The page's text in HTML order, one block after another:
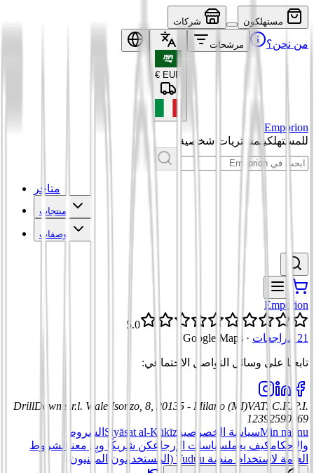
مستهلكون شركات
من نحن؟ مرشحات
EUR
€
Emporion
للمستهلكينمشتريات شخصية
متاجر
منتجات
وصفات
Emporion
5.0
21 مراجعات
·
Google Maps
تابعنا على وسائل التواصل الاجتماعي:
DrillDown s.r.l. Viale Isonzo, 8, 20135 - Milano (MI)VAT: C.F./P.I.
12392590969
Min nahnuسياسة الخصوصية Siyāsat al-Kūkīz الشروط
والأحكامكيف يعملسياسات الإرجاعكن شريكًا وبِع معنا
الشروط
العامة لاستخدام منصة Tuduu (المستخدمون المهنيون)